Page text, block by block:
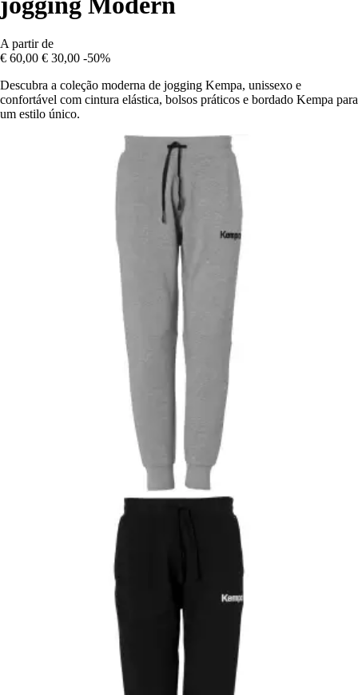
A partir de
€ 60,00 € 30,00 -50%
Descubra a coleção moderna de jogging Kempa, unissexo e
confortável com cintura elástica, bolsos práticos e bordado Kempa para
um estilo único.